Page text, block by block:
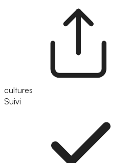
cultures
Suivi